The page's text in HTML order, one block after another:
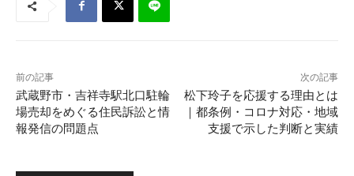
前の記事
武蔵野市・吉祥寺駅北口駐輪
場売却をめぐる住民訴訟と情
報発信の問題点
次の記事
松下玲子を応援する理由とは
｜都条例・コロナ対応・地域
支援で示した判断と実績